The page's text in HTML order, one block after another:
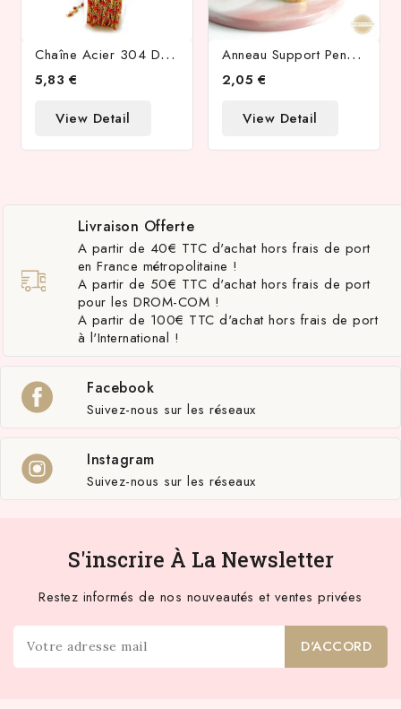
C
Haîne Acier 304 Dorée Émaillée Rouge 1.5mm
5,83 €
View Detail
A
Nneau Support Pendentif En Acier Inoxydable Or Texturé
2,05 €
View Detail
Livraison Offerte
A partir de 40€ TTC d'achat hors frais de port
en France métropolitaine !
A partir de 50€ TTC d'achat hors frais de port
pour les DROM-COM !
A partir de 100€ TTC d'achat hors frais de port
à l'International !
Facebook
Suivez-nous sur les réseaux
Instagram
Suivez-nous sur les réseaux
S'inscrire À La Newsletter
Restez informés de nos nouveautés et ventes privées